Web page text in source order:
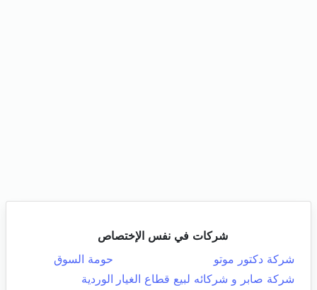
شركات في نفس الإختصاص
شركة دكتور موتو
حومة السوق
شركة صابر و شركائه لبيع قطاع الغيار
الوردية